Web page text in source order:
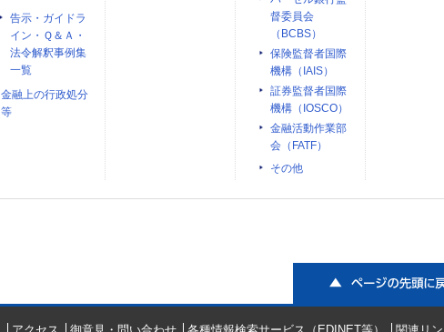
告示・ガイドラ
イン・Ｑ＆Ａ・
法令解釈事例集
一覧
金融上の行政処分
等
督委員会
（BCBS）
保険監督者国際
機構（IAIS）
証券監督者国際
機構（IOSCO）
金融活動作業部
会（FATF）
その他